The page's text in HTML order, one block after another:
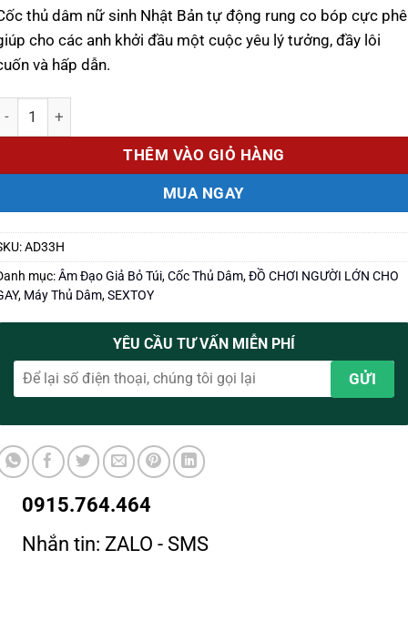
là:
1.850.000 ₫. là:
1.390.000 ₫.
thủ dâm nữ sinh Nhật Bản tự động rung co bóp cực phê
cho các anh khởi đầu một cuộc yêu lý tưởng, đầy lôi
và hấp dẫn.
lượng
THÊM VÀO GIỎ HÀNG
MUA NGAY
AD33H
mục:Âm Đạo Giả Bỏ Túi,Cốc Thủ Dâm,ĐỒ CHƠI NGƯỜI LỚN CHO
, Máy Thủ Dâm,SEXTOY
YÊU CẦU TƯ VẤN MIỄN PHÍ
0915.764.464
Nhắn tin: ZALO - SMS